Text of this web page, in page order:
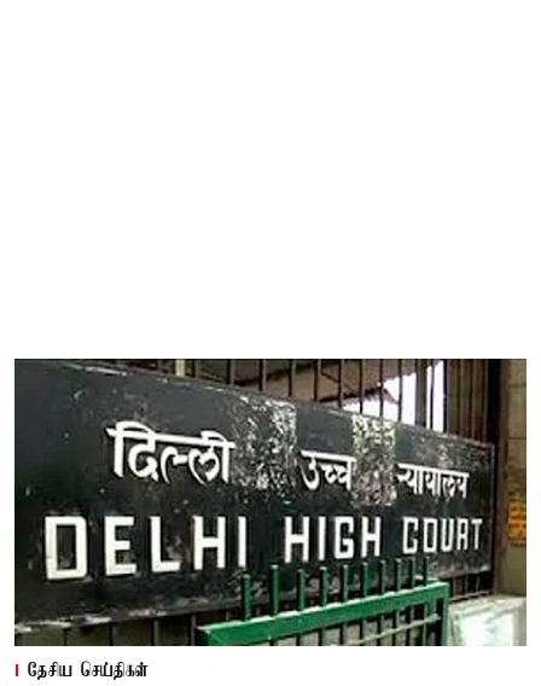
தேசிய செய்திகள்